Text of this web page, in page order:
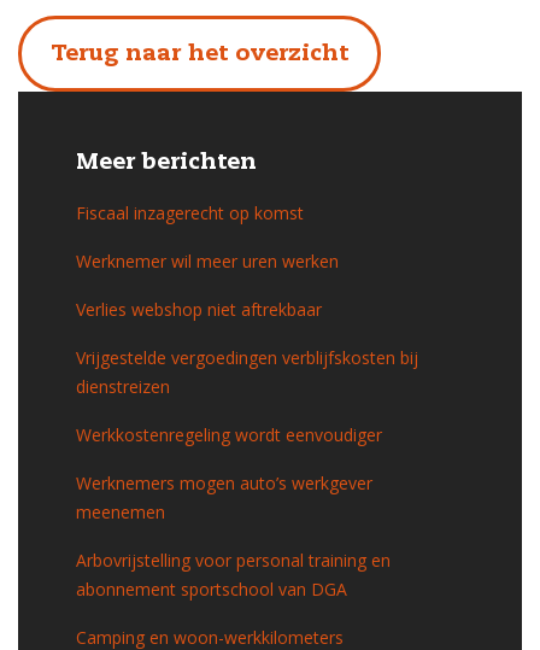
Terug naar het overzicht
Meer berichten
Fiscaal inzagerecht op komst
Werknemer wil meer uren werken
Verlies webshop niet aftrekbaar
Vrijgestelde vergoedingen verblijfskosten bij
dienstreizen
Werkkostenregeling wordt eenvoudiger
Werknemers mogen auto’s werkgever
meenemen
Arbovrijstelling voor personal training en
abonnement sportschool van DGA
Camping en woon-werkkilometers